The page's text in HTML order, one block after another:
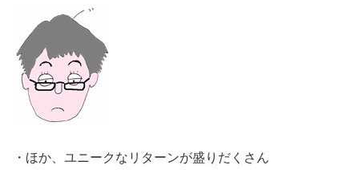
・ほか、ユニークなリターンが盛りだくさん